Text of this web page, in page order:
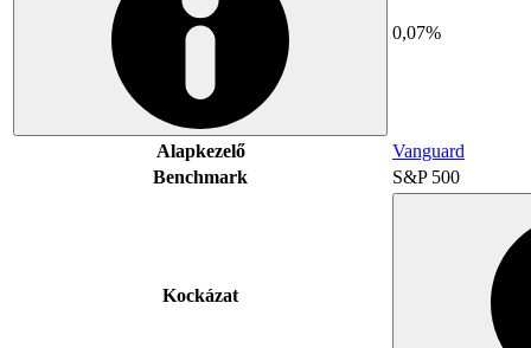
0,07%
Alapkezelő
Vanguard
Benchmark
S&P 500
Kockázat